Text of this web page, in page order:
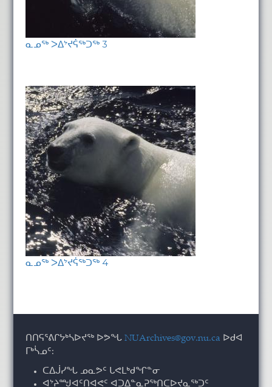
ᓇᓄᖅ ᐳᐃᔾᔪᕌᖅᑐᖅ 3
ᓇᓄᖅ ᐳᐃᔾᔪᕌᖅᑐᖅ 4
ᑎᑎᕋᕐᕕᒋᔭᒃᓴᐅᔪᖅ ᐅᕗᖓNUArchives@gov.nu.ca ᐅᑯᐊ
ᒥᒃᓵᓄᑦ:
ᑕᐃᒎᓯᖓ ᓄᓇᕗᑦ ᒐᕙᒪᒃᑯᖏᓐᓂ
ᐊᔾᔨᙳᐊᑦᑎᐊᕙᑦ ᐊᑐᐃᓐᓇᕈᖅᑎᑕᐅᔪᓇᖅᑐᑦ